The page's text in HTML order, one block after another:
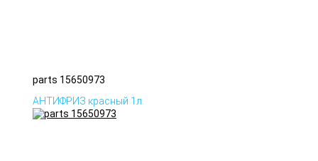
parts 15650973
АНТИФРИЗ красный 1л.